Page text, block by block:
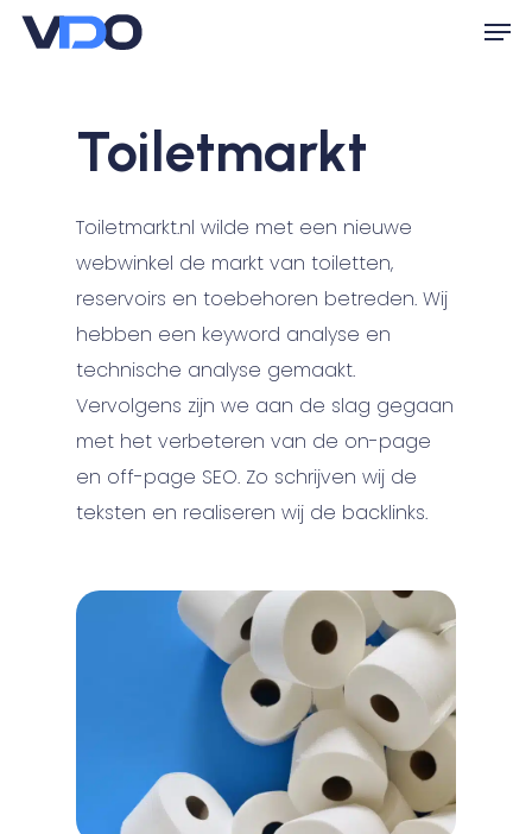
Skip
Toiletmarkt
Toiletmarkt.nl wilde met een nieuwe
webwinkel de markt van toiletten,
reservoirs en toebehoren betreden. Wij
hebben een keyword analyse en
technische analyse gemaakt.
Vervolgens zijn we aan de slag gegaan
met het verbeteren van de on-page
en off-page SEO. Zo schrijven wij de
teksten en realiseren wij de backlinks.